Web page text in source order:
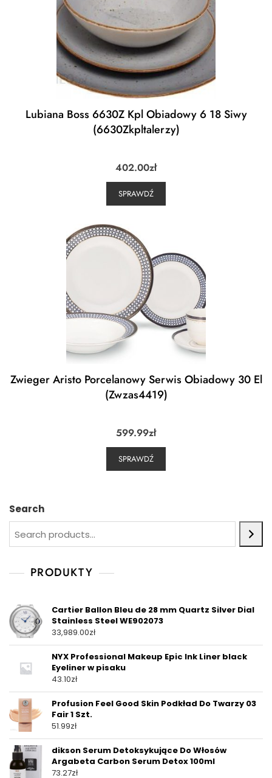
Lubiana Boss 6630Z Kpl Obiadowy 6 18 Siwy
(6630Zkpltalerzy)
402.00zł
SPRAWDŹ
Zwieger Aristo Porcelanowy Serwis Obiadowy 30 El
(Zwzas4419)
599.99zł
SPRAWDŹ
Search
PRODUKTY
Cartier Ballon Bleu de 28 mm Quartz Silver Dial
Stainless Steel WE902073
33,989.00zł
NYX Professional Makeup Epic Ink Liner black
Eyeliner w pisaku
43.10zł
Profusion Feel Good Skin Podkład Do Twarzy 03
Fair 1 Szt.
51.99zł
dikson Serum Detoksykujące Do Włosów
Argabeta Carbon Serum Detox 100ml
73.27zł